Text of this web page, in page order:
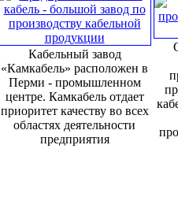
Кабельный завод
«Камкабель» расположен в
Перми - промышленном
центре. Камкабель отдает
приоритет качеству во всех
областях деятельности
предприятия